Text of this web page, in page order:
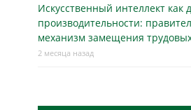
Искусственный интеллект как
производительности:
механизм замещения
2 месяца назад